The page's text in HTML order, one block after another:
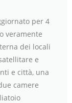
per 4
veramente
dei locali
e
e città, una
camere